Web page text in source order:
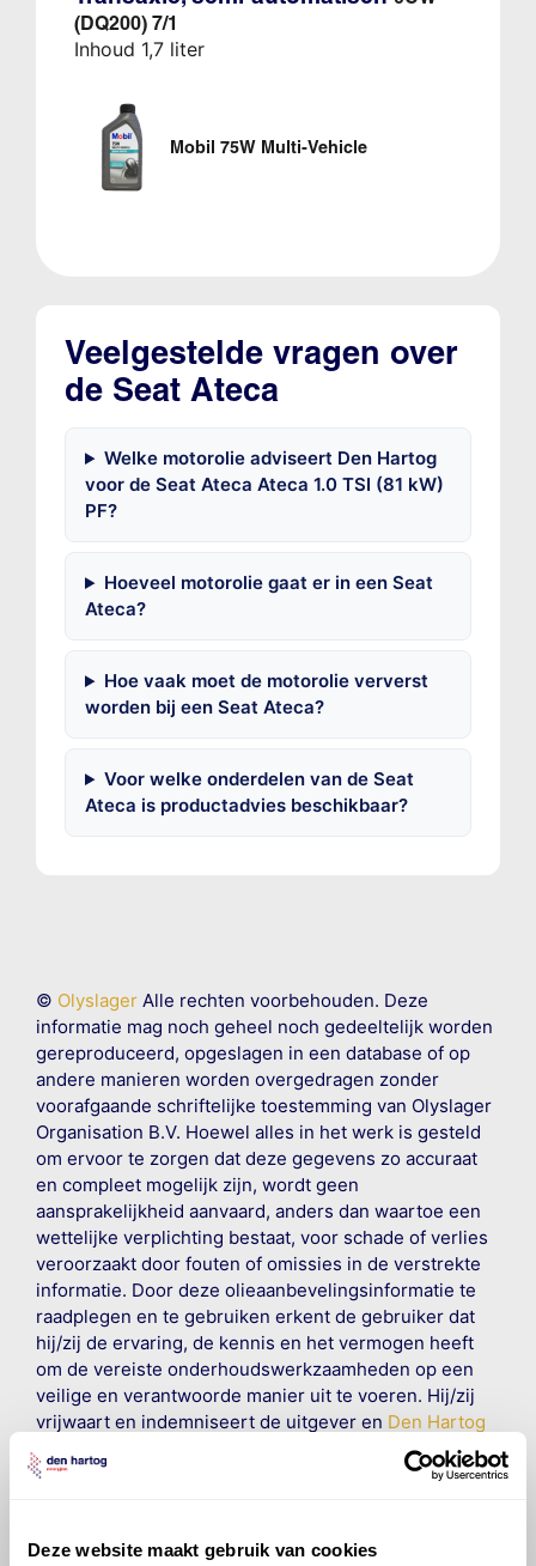
Deze website maakt gebruik van cookies
(DQ200) 7/1
Inhoud 1,7 liter
Mobil 75W Multi-Vehicle
Veelgestelde vragen over
de Seat Ateca
Welke motorolie adviseert Den Hartog
voor de Seat Ateca Ateca 1.0 TSI (81 kW)
PF?
Hoeveel motorolie gaat er in een Seat
Ateca?
Hoe vaak moet de motorolie ververst
worden bij een Seat Ateca?
Voor welke onderdelen van de Seat
Ateca is productadvies beschikbaar?
© OlyslagerAlle rechten voorbehouden. Deze
informatie mag noch geheel noch gedeeltelijk worden
gereproduceerd, opgeslagen in een database of op
andere manieren worden overgedragen zonder
voorafgaande schriftelijke toestemming van Olyslager
Organisation B.V. Hoewel alles in het werk is gesteld
om ervoor te zorgen dat deze gegevens zo accuraat
en compleet mogelijk zijn, wordt geen
aansprakelijkheid aanvaard, anders dan waartoe een
wettelijke verplichting bestaat, voor schade of verlies
veroorzaakt door fouten of omissies in de verstrekte
informatie. Door deze olieaanbevelingsinformatie te
raadplegen en te gebruiken erkent de gebruiker dat
hij/zij de ervaring, de kennis en het vermogen heeft
om de vereiste onderhoudswerkzaamheden op een
veilige en verantwoorde manier uit te voeren. Hij/zij
vrijwaart en indemniseert de uitgever en Den Hartog
voor enig verlies, letsel, claim en schade
veroorzaakt door een onjuiste interpretatie of een